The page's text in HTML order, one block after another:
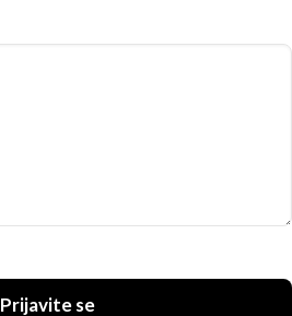
Prijavite se